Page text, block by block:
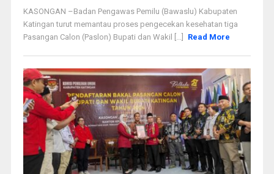
KASONGAN –Badan Pengawas Pemilu (Bawaslu) Kabupaten
Katingan turut memantau proses pengecekan kesehatan tiga
Pasangan Calon (Paslon) Bupati dan Wakil [...]
Read More